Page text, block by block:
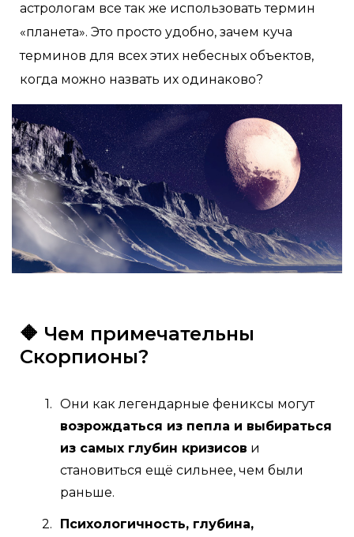
астрологам все так же использовать термин
«планета». Это просто удобно, зачем куча
терминов для всех этих небесных объектов,
когда можно назвать их одинаково?
🔶 Чем примечательны
Скорпионы?
Они как легендарные фениксы могут
возрождаться из пепла и выбираться
из самых глубин кризисов и
становиться ещё сильнее, чем были
раньше.
Психологичность, глубина,